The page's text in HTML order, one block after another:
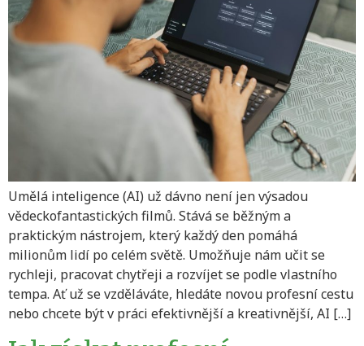
Umělá inteligence (AI) už dávno není jen výsadou
vědeckofantastických filmů. Stává se běžným a
praktickým nástrojem, který každý den pomáhá
milionům lidí po celém světě. Umožňuje nám učit se
rychleji, pracovat chytřeji a rozvíjet se podle vlastního
tempa. Ať už se vzděláváte, hledáte novou profesní cestu
nebo chcete být v práci efektivnější a kreativnější, AI […]